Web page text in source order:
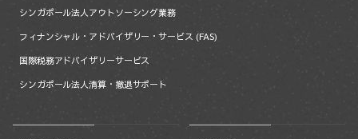
シンガポール法人アウトソーシング業務
フィナンシャル・アドバイザリー・サービス (FAS)
国際税務アドバイザリーサービス
シンガポール法人清算・撤退サポート